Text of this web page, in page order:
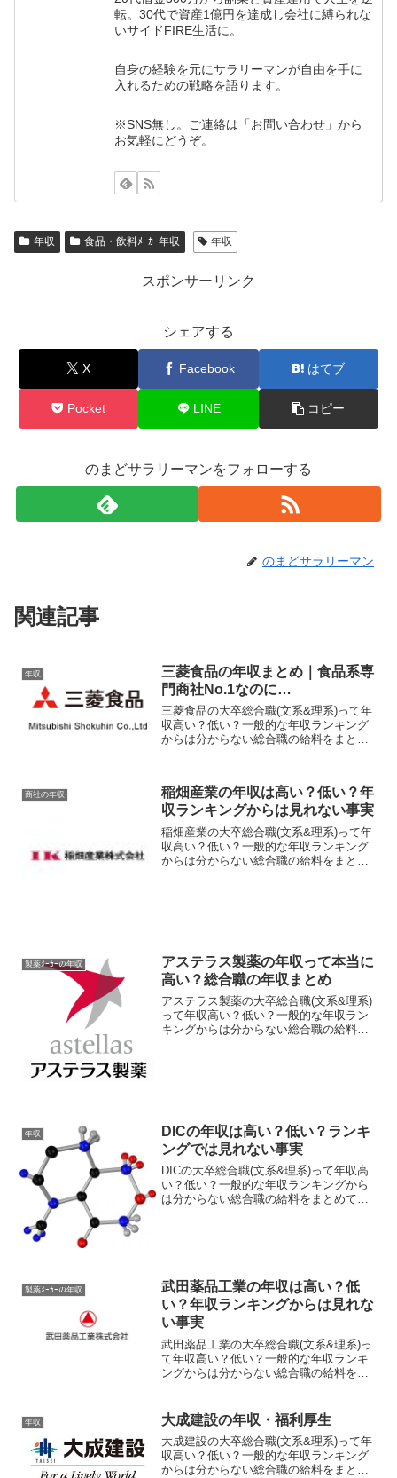
転。30代で資産1億円を達成し会社に縛られな
いサイドFIRE生活に。
自身の経験を元にサラリーマンが自由を手に
入れるための戦略を語ります。
※SNS無し。ご連絡は「お問い合わせ」から
お気軽にどうぞ。
年収 食品・飲料ﾒｰｶｰ年収 年収
スポンサーリンク
シェアする
X Facebook はてブ
Pocket LINE コピー
のまどサラリーマンをフォローする
のまどサラリーマン
関連記事
年収
三菱食品の年収まとめ｜食品系専
門商社No.1なのに…
三菱食品の大卒総合職(文系&理系)って年
収高い？低い？一般的な年収ランキング
からは分からない総合職の給料をまとめ
収と、各役職ごとの目安年収、残業代こ
み年収、...
商社の年収
稲畑産業の年収は高い？低い？年
収ランキングからは見れない事実
稲畑産業の大卒総合職(文系&理系)って年
収高い？低い？一般的な年収ランキング
からは分からない総合職の給料をまとめ
製薬ﾒｰｶｰの年収
アステラス製薬の年収って本当に
高い？総合職の年収まとめ
アステラス製薬の大卒総合職(文系&理系)
って年収高い？低い？一般的な年収ラン
キングからは分からない総合職の給料を
年収
DICの年収は高い？低い？ランキ
ングでは見れない事実
DICの大卒総合職(文系&理系)って年収高
い？低い？一般的な年収ランキングから
は分からない総合職の給料をまとめてみ
製薬ﾒｰｶｰの年収
武田薬品工業の年収は高い？低
い？年収ランキングからは見れな
い事実
武田薬品工業の大卒総合職(文系&理系)っ
て年収高い？低い？一般的な年収ランキ
ングからは分からない総合職の給料をま
MR(営業)の年収については別途、記事に
します。新卒(学...
年収 大成建設の年収・福利厚生
大成建設の大卒総合職(文系&理系)って年
収高い？低い？一般的な年収ランキング
からは分からない総合職の給料をまとめ